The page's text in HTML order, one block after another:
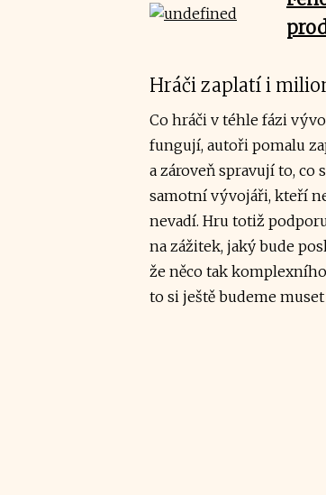
Hráči zaplatí i
Co hráči v téhle fázi
fungují, autoři pomalu
a zároveň spravují to, co
samotní vývojáři, kteří
nevadí. Hru totiž
na zážitek, jaký bude
že něco tak
to si ještě budeme